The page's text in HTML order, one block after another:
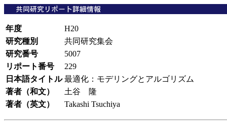
年度
H20
研究種別
共同研究集会
研究番号
5007
リポート番号
229
日本語タイトル 最適化：モデリングとアルゴリズム
著者（和文）
土谷 隆
著者（英文）
Takashi Tsuchiya